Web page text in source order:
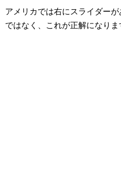
アメリカでは右にスライダー
ではなく、これが正解になりま